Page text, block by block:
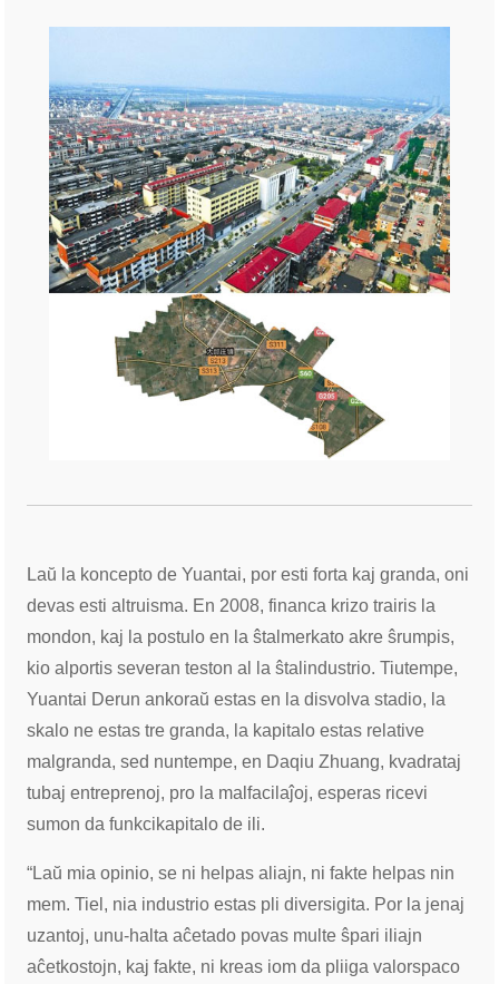
Laŭ la koncepto de Yuantai, por esti forta kaj granda, oni
devas esti altruisma. En 2008, financa krizo trairis la
mondon, kaj la postulo en la ŝtalmerkato akre ŝrumpis,
kio alportis severan teston al la ŝtalindustrio. Tiutempe,
Yuantai Derun ankoraŭ estas en la disvolva stadio, la
skalo ne estas tre granda, la kapitalo estas relative
malgranda, sed nuntempe, en Daqiu Zhuang, kvadrataj
tubaj entreprenoj, pro la malfacilaĵoj, esperas ricevi
sumon da funkcikapitalo de ili.
“Laŭ mia opinio, se ni helpas aliajn, ni fakte helpas nin
mem. Tiel, nia industrio estas pli diversigita. Por la jenaj
uzantoj, unu-halta aĉetado povas multe ŝpari iliajn
aĉetkostojn, kaj fakte, ni kreas iom da pliiga valorspaco